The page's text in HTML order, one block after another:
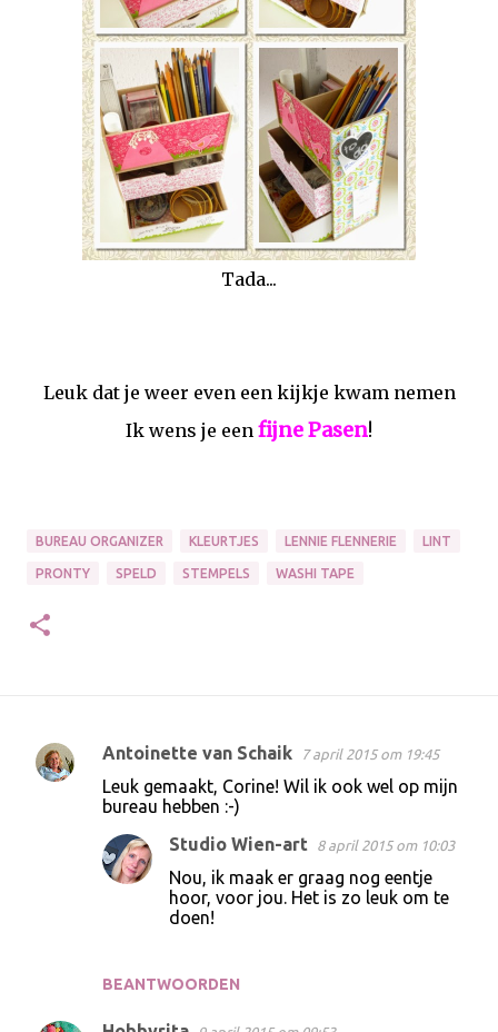
Tada...
Leuk dat je weer even een kijkje kwam nemen
Ik wens je een fijne Pasen!
BUREAU ORGANIZER KLEURTJES LENNIE FLENNERIE LINT
PRONTY SPELD STEMPELS WASHI TAPE
R
Antoinette van Schaik 7 april 2015 om 19:45
Leuk gemaakt, Corine! Wil ik ook wel op mijn
bureau hebben :-)
BEANTWOORDEN
Studio Wien-art 8 april 2015 om 10:03
Nou, ik maak er graag nog eentje
hoor, voor jou. Het is zo leuk om te
doen!